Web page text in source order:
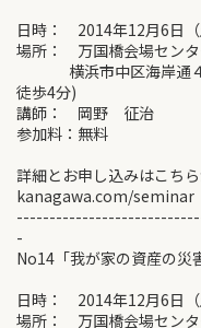
日時： 2014年12月6日
場所： 万国橋会場セン
横浜市中区海岸通４
徒歩4分)
講師： 岡野 征治
参加料：無料
詳細とお申し込みはこ
kanagawa.com/seminar
-
No14「我が家の資産の災
日時： 2014年12月6日
場所： 万国橋会場セン